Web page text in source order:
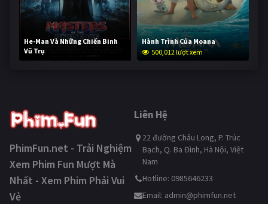
He-Man Và Những Chiến Binh
Vũ Trụ
249,505 lượt xem
Hành Trình Của Moana
500,012 lượt xem
PhimFun.net - Trải Nghiệm
Xem Phim Fun Mượt Mà
Nhất - Xem Phim Phải Vui
Vẻ
Liên Hệ
22 đường Châu Long, P. Trúc
Bạch, Q. Ba Đình, Hà Nội, Việt
Nam
Hotline: 0985646233
Email: admin@phimfun.net